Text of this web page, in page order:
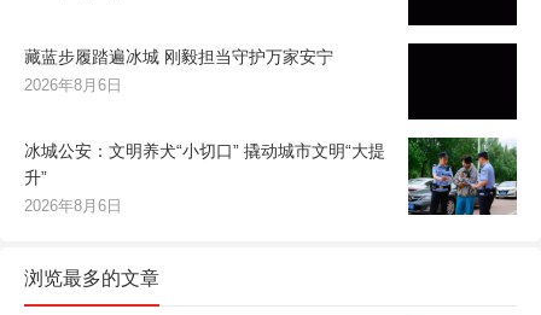
藏蓝步履踏遍冰城 刚毅担当守护万家安宁
2026年8月6日
冰城公安：文明养犬“小切口” 撬动城市文明“大提
升”
2026年8月6日
浏览最多的文章